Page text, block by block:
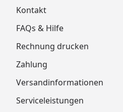
Kontakt
FAQs & Hilfe
Rechnung drucken
Zahlung
Versandinformationen
Serviceleistungen